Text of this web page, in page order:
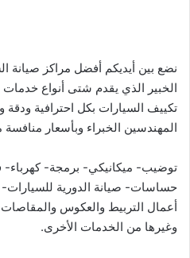
نضع بين أيديكم أفضل مراكز صيانة
الخبير الذي يقدم شتى أنواع
تكييف السيارات بكل احترافية ودقة
المهندسين الخبراء وبأسعار
توضيب- ميكانيكي- برمجة-
حساسات- صيانة الدورية
أعمال التربيط والعكوس
وغيرها من الخدمات الأخرى.